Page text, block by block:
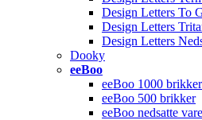
Design Letters To
Design Letters
Design Letters
Dooky
eeBoo
eeBoo 1000 brikker
eeBoo 500 brikker
eeBoo nedsatte vare